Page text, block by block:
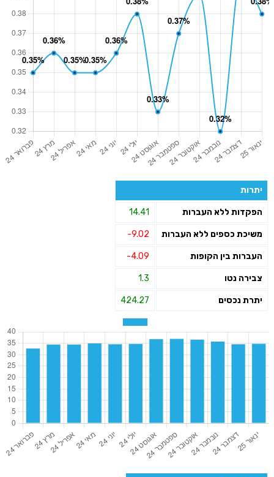
יתרות
הפקדות ללא העברות 14.41
משיכת כספים ללא העברות -9.02
העברות בין הקופות -4.09
צבירה נטו 1.3
יתרת נכסים 424.27